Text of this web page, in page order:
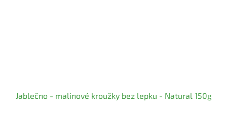
Jablečno - malinové kroužky bez lepku - Natural 150g